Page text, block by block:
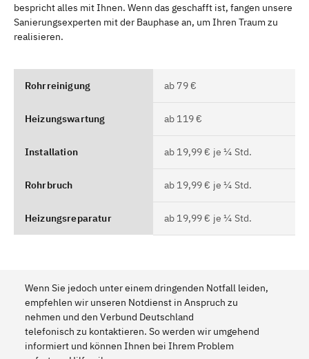
bespricht alles mit Ihnen. Wenn das geschafft ist, fangen unsere
Sanierungsexperten mit der Bauphase an, um Ihren Traum zu
realisieren.
Rohrreinigung ab 79 €
Heizungswartung ab 119 €
Installation ab 19,99 € je ¼ Std.
Rohrbruch ab 19,99 € je ¼ Std.
Heizungsreparatur ab 19,99 € je ¼ Std.
Wenn Sie jedoch unter einem dringenden Notfall leiden,
empfehlen wir unseren Notdienst in Anspruch zu
nehmen und den Verbund Deutschland
telefonisch zu kontaktieren. So werden wir umgehend
informiert und können Ihnen bei Ihrem Problem